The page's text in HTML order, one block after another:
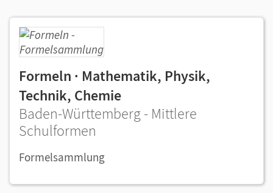
Formeln · Mathematik, Physik,
Technik, Chemie
Baden-Württemberg - Mittlere
Schulformen
Formelsammlung